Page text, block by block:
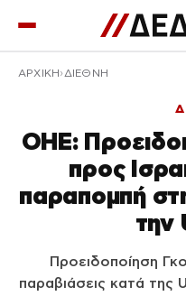
ΑΡΧΙΚΉ ΔΙΕΘΝΗ
ΟΗΕ:
προς
παραπομπή
την
Προειδοποίηση
παραβιάσεις κατά της